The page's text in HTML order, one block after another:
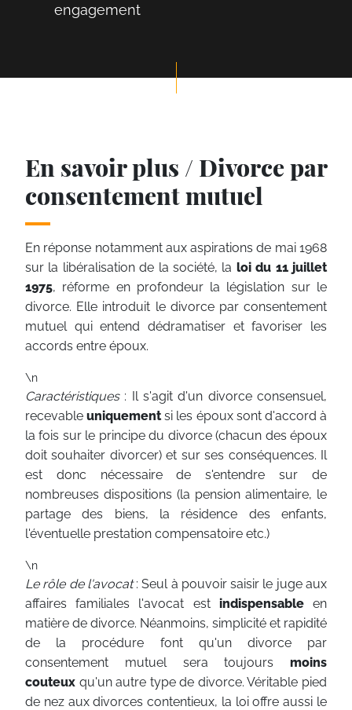
engagement
En savoir plus / Divorce par
consentement mutuel
En réponse notamment aux aspirations de mai 1968
sur la libéralisation de la société, la loi du 11 juillet
1975, réforme en profondeur la législation sur le
divorce. Elle introduit le divorce par consentement
mutuel qui entend dédramatiser et favoriser les
accords entre époux.
\n
Caractéristiques: Il s'agit d'un divorce consensuel,
recevableuniquementsi les époux sont d'accord à
la fois sur le principe du divorce (chacun des époux
doit souhaiter divorcer) et sur ses conséquences. Il
est donc nécessaire de s'entendre sur de
nombreuses dispositions (la pension alimentaire, le
partage des biens, la résidence des enfants,
l'éventuelle prestation compensatoire etc.)
\n
Le rôle de l'avocat: Seul à pouvoir saisir le juge aux
affaires familiales l'avocat est indispensableen
matière de divorce. Néanmoins, simplicité et rapidité
de la procédure font qu'un divorce par
consentement mutuel sera toujours moins
couteux qu'un autre type de divorce. Véritable pied
de nez aux divorces contentieux, la loi offre aussi le